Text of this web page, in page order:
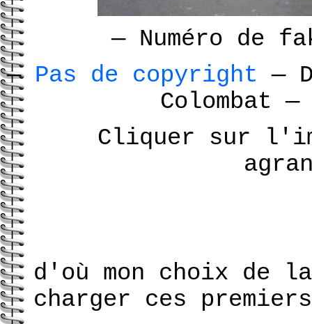
—Numéro de
— Pas de copyright—
Colombat—
Cliquer sur
d'où mon choix de
charger ces